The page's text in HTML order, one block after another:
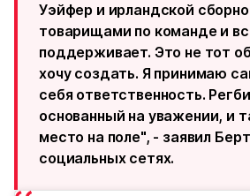
Уэйфер и ирландской
товарищами по команде и
поддерживает. Это не тот
хочу создать. Я принимаю
себя ответственность.
основанный на уважении, и
место на поле", - заявил
социальных сетях.